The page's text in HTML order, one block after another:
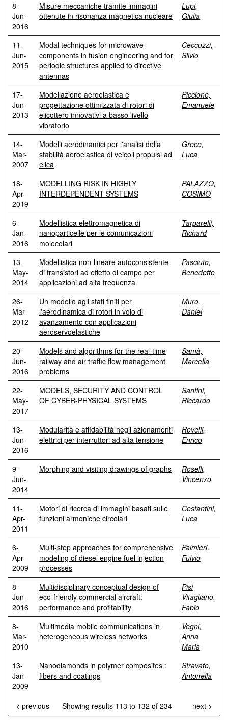
8-
Jun-
2016
Misure meccaniche tramite immagini
ottenute in risonanza magnetica nucleare
Lupi,
Giulia
11-
Jun-
2015
Modal techniques for microwave
components in fusion engineering and for
periodic structures applied to directive
antennas
Ceccuzzi,
Silvio
17-
Jun-
2013
Modellazione aeroelastica e
progettazione ottimizzata di rotori di
elicottero innovativi a basso livello
vibratorio
Piccione,
Emanuele
14-
Mar-
2007
Modelli aerodinamici per l'analisi della
stabilità aeroelastica di veicoli propulsi ad
elica
Greco,
Luca
18-
Apr-
2019
MODELLING RISK IN HIGHLY
INTERDEPENDENT SYSTEMS
PALAZZO,
COSIMO
6-
Jan-
2016
Modellistica elettromagnetica di
nanoparticelle per le comunicazioni
molecolari
Tarparelli,
Richard
13-
May-
2014
Modellistica non-lineare autoconsistente
di transistori ad effetto di campo per
applicazioni ad alta frequenza
Pasciuto,
Benedetto
26-
Mar-
2012
Un modello agli stati finiti per
l'aerodinamica di rotori in volo di
avanzamento con applicazioni
aeroservoelastiche
Muro,
Daniel
20-
Jun-
2016
Models and algorithms for the real-time
railway and air traffic flow management
problems
Samà,
Marcella
22-
May-
2017
MODELS, SECURITY AND CONTROL
OF CYBER-PHYSICAL SYSTEMS
Santini,
Riccardo
13-
Jun-
2016
Modularità e affidabilità negli azionamenti
elettrici per interruttori ad alta tensione
Rovelli,
Enrico
9-
Jun-
2014
Morphing and visiting drawings of graphs
Roselli,
Vincenzo
11-
Apr-
2011
Motori di ricerca di immagini basati sulle
funzioni armoniche circolari
Costantini,
Luca
6-
Apr-
2009
Multi-step approaches for comprehensive
modeling of diesel engine fuel injection
processes
Palmieri,
Fulvio
8-
Jun-
2016
Multidisciplinary conceptual design of
eco-friendly commercial aircraft:
performance and profitability
Pisi
Vitagliano,
Fabio
8-
Mar-
2010
Multimedia mobile communications in
heterogeneous wireless networks
Vegni,
Anna
Maria
13-
Jan-
2009
Nanodiamonds in polymer composites :
fibers and coatings
Stravato,
Antonella
Showing results 113 to 132 of 234
< previous next >